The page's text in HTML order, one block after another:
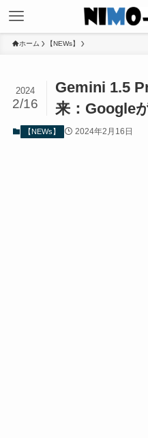
ホーム 【NEWs】
Gemini 1.5
来：Google
2024
2/16
【NEWs】 2024年2月16日